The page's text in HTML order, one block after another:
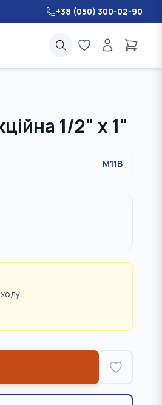
+38 (050) 300-02-90
1/2" х 1"
M11B